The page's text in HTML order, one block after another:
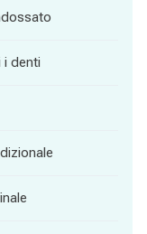
i denti